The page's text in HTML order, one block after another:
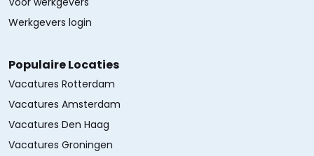
Werkgevers login
Populaire Locaties
Vacatures Rotterdam
Vacatures Amsterdam
Vacatures Den Haag
Vacatures Groningen